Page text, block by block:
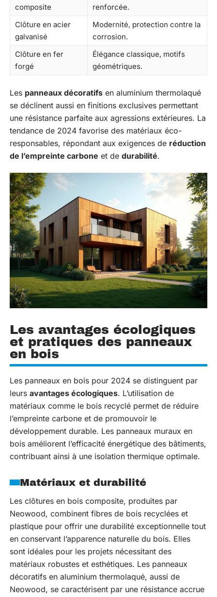
composite
renforcée.
Clôture en acier
galvanisé
Modernité, protection contre la
corrosion.
Clôture en fer
forgé
Élégance classique, motifs
géométriques.
Les panneaux décoratifs en aluminium thermolaqué
se déclinent aussi en finitions exclusives permettant
une résistance parfaite aux agressions extérieures. La
tendance de 2024 favorise des matériaux éco-
responsables, répondant aux exigences de réduction
de l’empreinte carbone et de durabilité.
Les avantages écologiques
et pratiques des panneaux
en bois
Les panneaux en bois pour 2024 se distinguent par
leurs avantages écologiques. L’utilisation de
matériaux comme le bois recyclé permet de réduire
l’empreinte carbone et de promouvoir le
développement durable. Les panneaux muraux en
bois améliorent l’efficacité énergétique des bâtiments,
contribuant ainsi à une isolation thermique optimale.
Matériaux et durabilité
Les clôtures en bois composite, produites par
Neowood, combinent fibres de bois recyclées et
plastique pour offrir une durabilité exceptionnelle tout
en conservant l’apparence naturelle du bois. Elles
sont idéales pour les projets nécessitant des
matériaux robustes et esthétiques. Les panneaux
décoratifs en aluminium thermolaqué, aussi de
Neowood, se caractérisent par une résistance accrue